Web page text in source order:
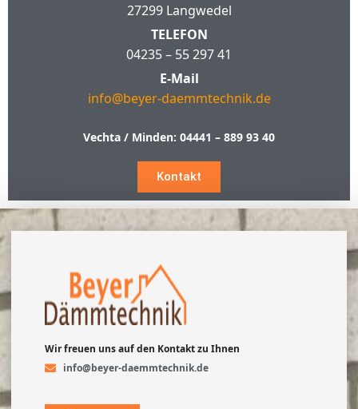
27299 Langwedel
TELEFON
04235 – 55 297 41
E-Mail
info@beyer-daemmtechnik.de
Vechta / Minden: 04441 – 889 93 40
Kontakt
Wir freuen uns auf den Kontakt zu Ihnen
info@beyer-daemmtechnik.de